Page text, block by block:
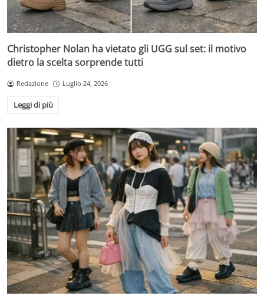
Christopher Nolan ha vietato gli UGG sul set: il motivo
dietro la scelta sorprende tutti
Redazione Luglio 24, 2026
Leggi di più